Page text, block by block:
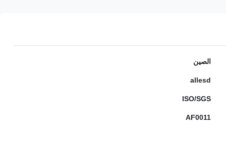
الصين
allesd
ISO/SGS
AF0011